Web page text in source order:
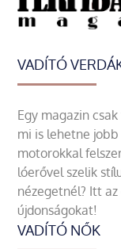
VADÍTÓ
Egy magazin
mi is lehetne
motorokkal
lóerővel szelik
nézegetnél? Itt
újdonságokat!
VADÍTÓ NŐK